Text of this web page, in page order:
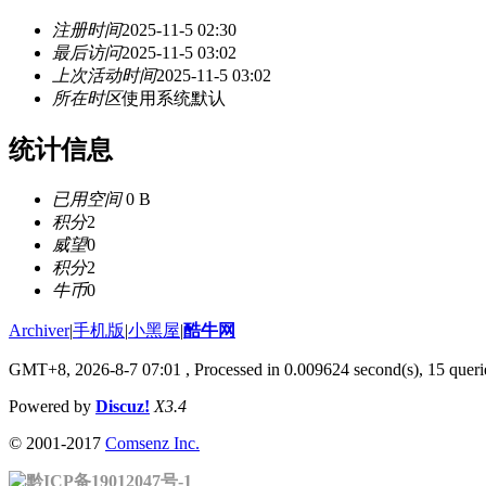
注册时间2025-11-5 02:30
最后访问2025-11-5 03:02
上次活动时间2025-11-5 03:02
所在时区使用系统默认
统计信息
已用空间0 B
积分2
威望0
积分2
牛币0
Archiver|手机版|小黑屋|酷牛网
GMT+8, 2026-8-7 07:01 , Processed in 0.009624 second(s), 15
Powered by Discuz! X3.4
© 2001-2017 Comsenz Inc.
黔ICP备19012047号-1